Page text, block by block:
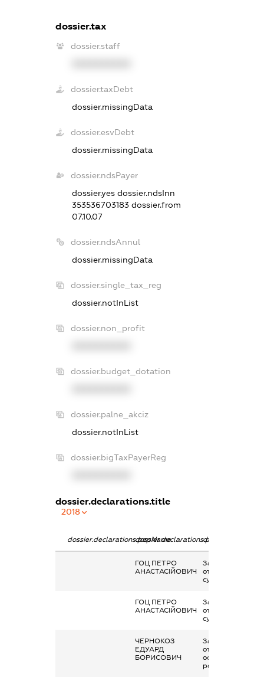
dossier.tax
dossier.staff
dossier.taxDebt
dossier.missingData
dossier.esvDebt
dossier.missingData
dossier.ndsPayer
dossier.yes dossier.ndsInn
353536703183 dossier.from
07.10.07
dossier.ndsAnnul
dossier.missingData
dossier.single_tax_reg
dossier.notInList
dossier.non_profit
dossier.budget_dotation
dossier.palne_akciz
dossier.notInList
dossier.bigTaxPayerReg
dossier.declarations.title
2018
dossier.declarations.pepNamedossier.declarations.personName
ГОЦ ПЕТРО
АНАСТАСІЙОВИЧ
Заробітна плата
отримана за
сумісництвом
ГОЦ ПЕТРО
АНАСТАСІЙОВИЧ
Заробітна плата
отримана за
сумісництвом
ЧЕРНОКОЗ
ЕДУАРД
БОРИСОВИЧ
Заробітна плата
отримана за
основним місцем
роботи